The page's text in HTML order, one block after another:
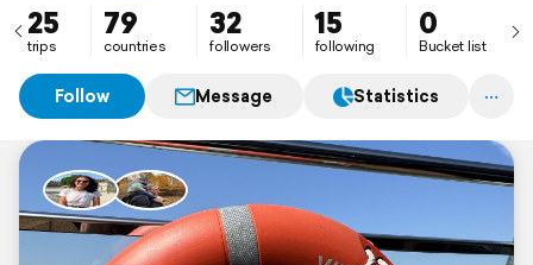
25
trips
79
countries
32
followers
15
following
0
Bucket list
Follow Message Statistics